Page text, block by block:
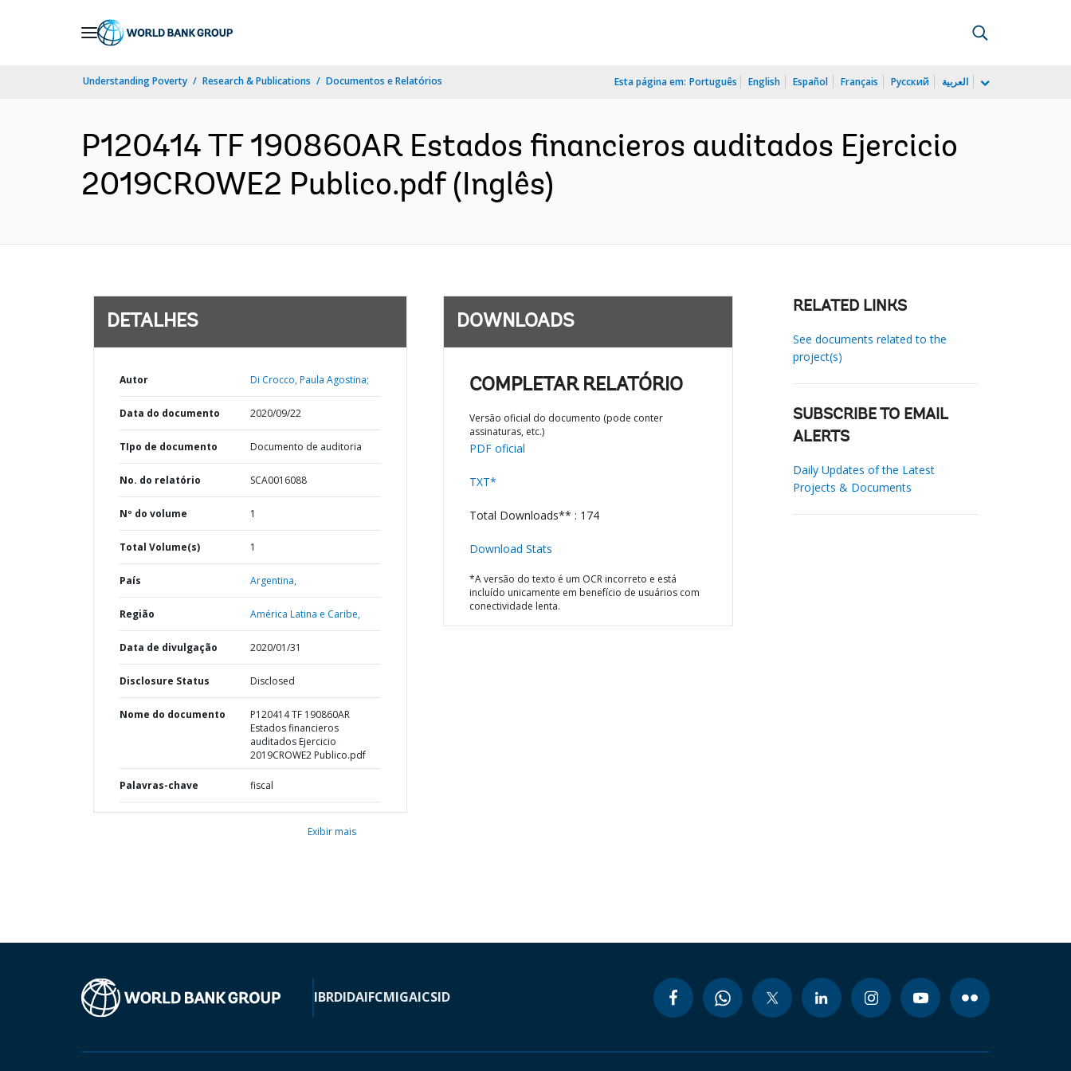
Understanding Poverty Research & Publications Documentos e Relatórios Esta página em: Português English Español Français Русский العربية
P120414 TF 190860AR Estados financieros auditados Ejercicio
2019CROWE2 Publico.pdf (Inglês)
DETALHES
Autor Di Crocco, Paula Agostina;
Data do documento 2020/09/22
TIpo de documento Documento de auditoria
No. do relatório SCA0016088
Nº do volume 1
Total Volume(s) 1
País Argentina,
Região América Latina e Caribe,
Data de divulgação 2020/01/31
Disclosure Status Disclosed
Nome do documento
P120414 TF 190860AR
Estados financieros
auditados Ejercicio
2019CROWE2 Publico.pdf
Palavras-chave fiscal
Exibir mais
DOWNLOADS
COMPLETAR RELATÓRIO
Versão oficial do documento (pode conter
assinaturas, etc.)
PDF oficial
TXT*
Total Downloads** : 174
Download Stats
*A versão do texto é um OCR incorreto e está
incluído unicamente em benefício de usuários com
conectividade lenta.
RELATED LINKS
See documents related to the
project(s)
SUBSCRIBE TO EMAIL
ALERTS
Daily Updates of the Latest
Projects & Documents
IBRDIDAIFCMIGAICSID